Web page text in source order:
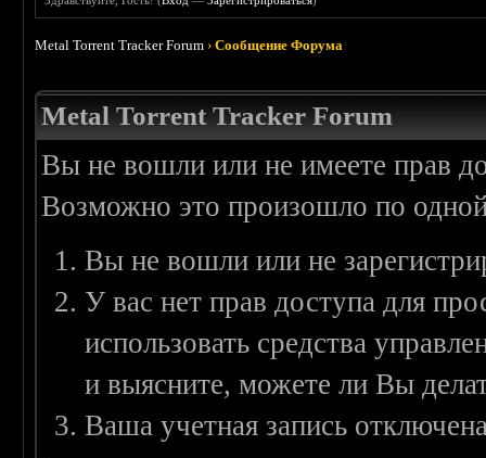
Metal Torrent Tracker Forum ›Сообщение Форума
Metal Torrent Tracker Forum
Вы не вошли или не имеете прав
Возможно это произошло по
Вы не вошли или не
У вас нет прав доступа для
использовать средства
и выясните, можете ли Вы
Ваша учетная запись